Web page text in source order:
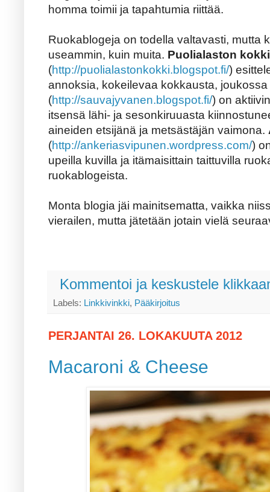
homma toimii ja tapahtumia riittää.
Ruokablogeja on todella valtavasti, mutta
useammin, kuin muita. Puolialaston kokki
(http://puolialastonkokki.blogspot.fi/)
annoksia, kokeilevaa kokkausta,
(http://sauvajyvanen.blogspot.fi/) on
itsensä lähi- ja sesonkiruuasta
aineiden etsijänä ja metsästäjän vaimona.
(http://ankeriasvipunen.wordpress.com/)
upeilla kuvilla ja itämaisittain taittuvilla
ruokablogeista.
Monta blogia jäi mainitsematta, vaikka
vierailen, mutta jätetään jotain vielä
Kommentoi ja keskustele
Labels: Linkkivinkki, Pääkirjoitus
PERJANTAI 26. LOKAKUUTA 2012
Macaroni & Cheese